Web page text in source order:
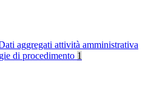
aggregati attività amministrativa
di procedimento 1